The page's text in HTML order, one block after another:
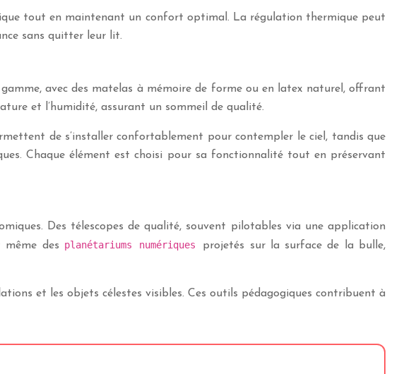
tout en maintenant un confort optimal. La régulation thermique peut
sans quitter leur lit.
avec des matelas à mémoire de forme ou en latex naturel, offrant
et l’humidité, assurant un sommeil de qualité.
de s’installer confortablement pour contempler le ciel, tandis que
Chaque élément est choisi pour sa fonctionnalité tout en préservant
Des télescopes de qualité, souvent pilotables via une application
même des planétariums numériques projetés sur la surface de la bulle,
et les objets célestes visibles. Ces outils pédagogiques contribuent à